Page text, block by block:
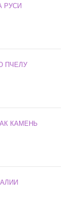
РУСИ
ПЧЕЛУ
КАМЕНЬ